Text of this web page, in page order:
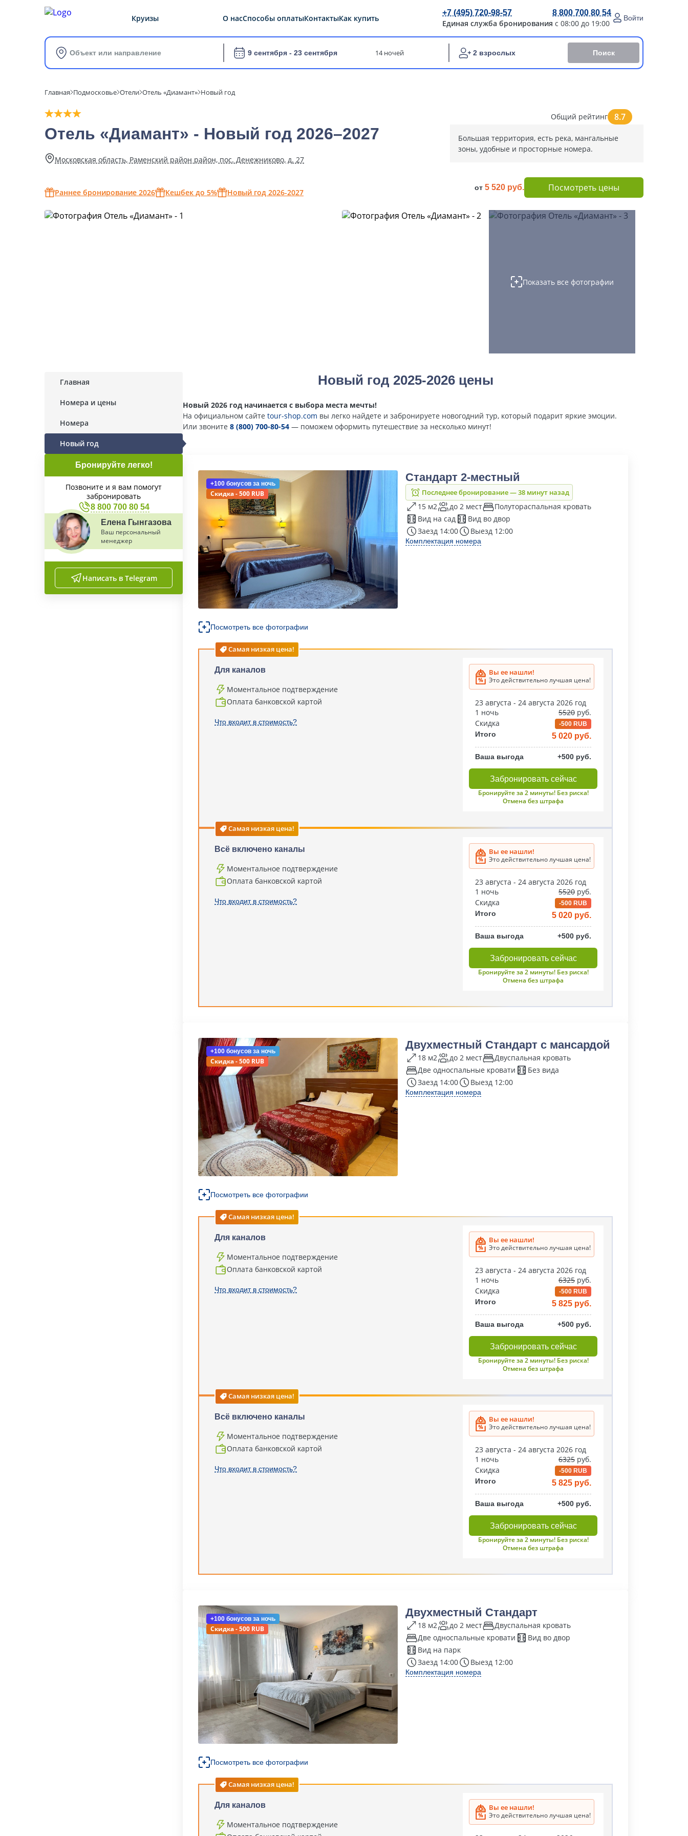
Круизы О насСпособы оплатыКонтактыКак купить
+7 (495) 720-98-57 8 800 700 80 54
Единая служба бронирования с 08:00 до 19:00
Войти
Объект или направление 9 сентября - 23 сентября 14 ночей 2 взрослых Поиск
Главная Подмосковье Отели Отель «Диамант» Новый год
Отель «Диамант» - Новый год 2026–2027
Московская область, Раменский район район, пос. Денежниково, д. 27
Раннее бронирование 2026 Кешбек до 5% Новый год 2026-2027
Общий рейтинг 8.7
Большая территория, есть река, мангальные
зоны, удобные и просторные номера.
от 5 520 руб. Посмотреть цены
Показать все фотографии
Главная
Номера и цены
Номера
Новый год
Бронируйте легко!
Позвоните и я вам помогут
забронировать
8 800 700 80 54
Елена Гынгазова
Ваш персональный
менеджер
Написать в Telegram
Новый год 2025-2026 цены
Новый 2026 год начинается с выбора места мечты!
На официальном сайте tour-shop.com вы легко найдете и забронируете новогодний тур, который подарит яркие эмоции.
Или звоните 8 (800) 700-80-54 — поможем оформить путешествие за несколько минут!
+100 бонусов за ночь
Скидка - 500 RUB
Посмотреть все фотографии
Стандарт 2-местный
Последнее бронирование — 38 минут назад
15 м2 до 2 мест
Полутораспальная кровать
Вид на сад
Вид во двор
Заезд 14:00
Выезд 12:00
Комплектация номера
Самая низкая цена!
Для каналов
Моментальное подтверждение
Оплата банковской картой
Что входит в стоимость?
Вы ее нашли!
Это действительно лучшая цена!
23 августа - 24 августа 2026 год
1 ночь
5520 руб.
Скидка
-500 RUB
Итого 5 020 руб.
Ваша выгода +500 руб.
Забронировать сейчас
Бронируйте за 2 минуты! Без риска!
Отмена без штрафа
Самая низкая цена!
Всё включено каналы
Моментальное подтверждение
Оплата банковской картой
Что входит в стоимость?
Вы ее нашли!
Это действительно лучшая цена!
23 августа - 24 августа 2026 год
1 ночь
5520 руб.
Скидка
-500 RUB
Итого 5 020 руб.
Ваша выгода +500 руб.
Забронировать сейчас
Бронируйте за 2 минуты! Без риска!
Отмена без штрафа
+100 бонусов за ночь
Скидка - 500 RUB
Посмотреть все фотографии
Двухместный Стандарт с мансардой
18 м2 до 2 мест
Двуспальная кровать
Две односпальные кровати
Без вида
Заезд 14:00
Выезд 12:00
Комплектация номера
Самая низкая цена!
Для каналов
Моментальное подтверждение
Оплата банковской картой
Что входит в стоимость?
Вы ее нашли!
Это действительно лучшая цена!
23 августа - 24 августа 2026 год
1 ночь
6325 руб.
Скидка
-500 RUB
Итого 5 825 руб.
Ваша выгода +500 руб.
Забронировать сейчас
Бронируйте за 2 минуты! Без риска!
Отмена без штрафа
Самая низкая цена!
Всё включено каналы
Моментальное подтверждение
Оплата банковской картой
Что входит в стоимость?
Вы ее нашли!
Это действительно лучшая цена!
23 августа - 24 августа 2026 год
1 ночь
6325 руб.
Скидка
-500 RUB
Итого 5 825 руб.
Ваша выгода +500 руб.
Забронировать сейчас
Бронируйте за 2 минуты! Без риска!
Отмена без штрафа
+100 бонусов за ночь
Скидка - 500 RUB
Посмотреть все фотографии
Двухместный Стандарт
18 м2 до 2 мест
Двуспальная кровать
Две односпальные кровати
Вид во двор
Вид на парк
Заезд 14:00
Выезд 12:00
Комплектация номера
Самая низкая цена!
Для каналов
Моментальное подтверждение
Вы ее нашли!
Это действительно лучшая цена!